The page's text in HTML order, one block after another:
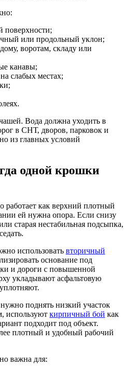
поверхности;
или продольный уклон;
воротам, складу или
канавы;
слабых местах;
Вода должна уходить в
в СНТ, дворов, парковок и
из главных условий
одной крошки
работает как верхний плотный
ей нужна опора. Если снизу
старая нестабильная подсыпка,
использовать вторичный
основание под
и дороги с повышенной
укладывают асфальтовую
поднять низкий участок
используют кирпичный бой как
подходит под объект.
плотный и удобный рабочий
важна для: